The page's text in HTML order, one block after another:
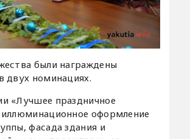
были награждены
двух номинациях.
«Лучшее праздничное
иллюминационное оформление
фасада здания и